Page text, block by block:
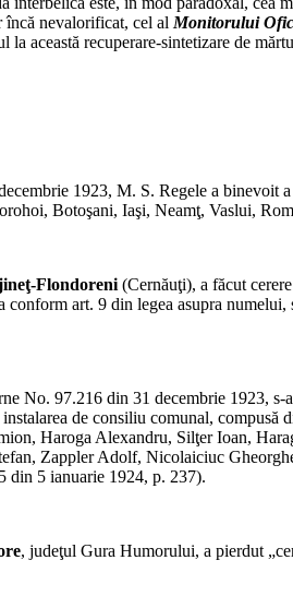
încă nevalorificat, cel al Monitorului
la această recuperare-sintetizare de
1923, M. S. Regele a
Botoşani, Iaşi, Neamţ, Vaslui,
Flondoreni (Cernăuţi), a făcut
art. 9 din legea asupra
No. 97.216 din 31 decembrie 1923,
de consiliu comunal,
Haroga Alexandru, Silţer Ioan,
Zappler Adolf, Nicolaiciuc
din 5 ianuarie 1924, p. 237).
, judeţul Gura Humorului, a pierdut